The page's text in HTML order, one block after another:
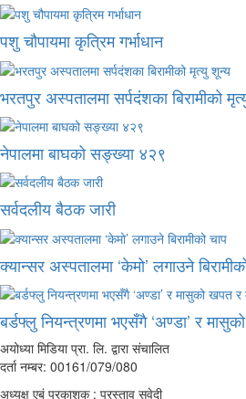
पशु चौपायमा कृत्रिम गर्भाधान
भरतपुर अस्पतालमा सर्पदंशका बिरामीको
नेपालमा बाघको सङ्ख्या ४२९
सर्वदलीय बैठक जारी
क्यान्सर अस्पतालमा ‘केमो’ लगाउने
बर्डफ्लु नियन्त्रणमा भएसँगै ‘अण्डा’ र
अयोध्या मिडिया प्रा. लि. द्वारा संचालित
दर्ता नम्बर: 00161/079/080
अध्यक्ष एबं प्रकाशक : प्रस्ताव सुवेदी